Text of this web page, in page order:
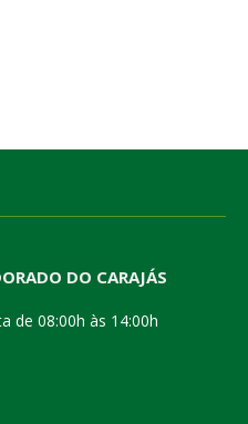
DO CARAJÁS
de 08:00h às 14:00h